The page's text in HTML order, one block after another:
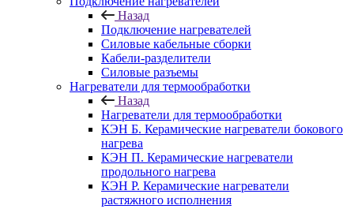
Назад
Подключение нагревателей
Силовые кабельные сборки
Кабели-разделители
Силовые разъемы
Нагреватели для термообработки
Назад
Нагреватели для термообработки
КЭН Б. Керамические нагреватели бокового
нагрева
КЭН П. Керамические нагреватели
продольного нагрева
КЭН Р. Керамические нагреватели
растяжного исполнения